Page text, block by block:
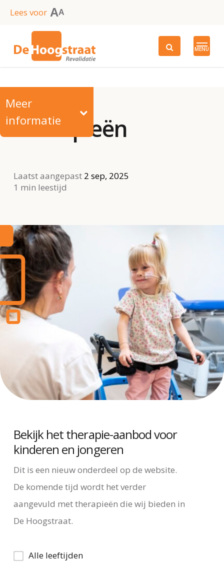
SkipLees voor AA
MENU
Meer
informatie
Therapieën
Laatst aangepast 2 sep, 2025
1 min leestijd
Bekijk het therapie-aanbod voor
kinderen en jongeren
Dit is een nieuw onderdeel op de website.
De komende tijd wordt het verder
aangevuld met therapieën die wij bieden in
De Hoogstraat.
Alle leeftijden